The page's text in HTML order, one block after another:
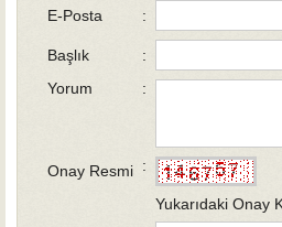
E-Posta :
Başlık
:
Yorum
:
Onay Resmi :
Yukarıdaki Onay